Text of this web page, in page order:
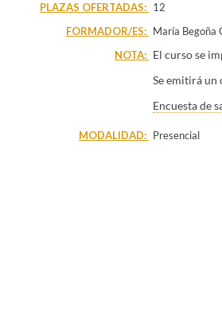
PLAZAS OFERTADAS: 12
FORMADOR/ES: María Begoña
NOTA: El curso se
Se emitirá un
Encuesta de
MODALIDAD: Presencial